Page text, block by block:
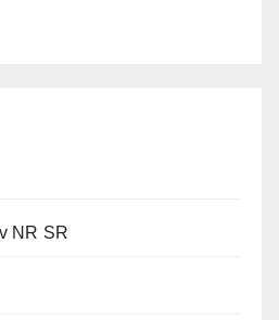
NR SR